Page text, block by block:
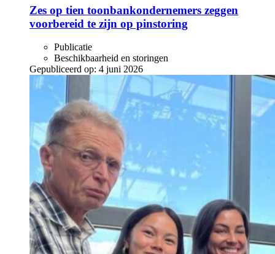
Zes op tien toonbankondernemers zeggen
voorbereid te zijn op pinstoring
Publicatie
Beschikbaarheid en storingen
Gepubliceerd op: 4 juni 2026